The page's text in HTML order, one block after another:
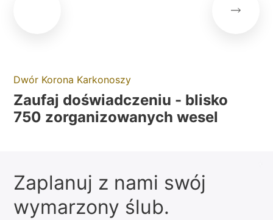
Dwór Korona Karkonoszy
Zaufaj doświadczeniu - blisko
750 zorganizowanych wesel
Zaplanuj z nami swój
wymarzony ślub.